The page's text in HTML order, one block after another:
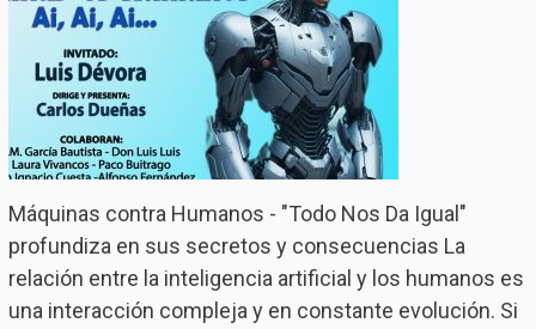
Máquinas contra Humanos - "Todo Nos Da Igual"
profundiza en sus secretos y consecuencias La
relación entre la inteligencia artificial y los humanos es
una interacción compleja y en constante evolución. Si